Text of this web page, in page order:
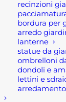
recinzioni
bordura per
arredo
lanterne
statue da
ombrelloni
dondoli e
lettini e
LION
600,00